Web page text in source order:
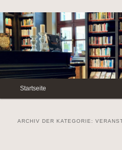
Hauptmenü
Zum
Zum
Startseite
ARCHIV DER KATEGORIE: